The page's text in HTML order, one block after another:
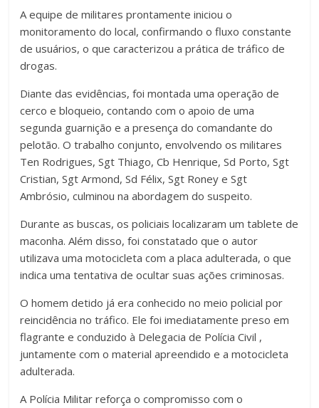
A equipe de militares prontamente iniciou o
monitoramento do local, confirmando o fluxo constante
de usuários, o que caracterizou a prática de tráfico de
drogas.
Diante das evidências, foi montada uma operação de
cerco e bloqueio, contando com o apoio de uma
segunda guarnição e a presença do comandante do
pelotão. O trabalho conjunto, envolvendo os militares
Ten Rodrigues, Sgt Thiago, Cb Henrique, Sd Porto, Sgt
Cristian, Sgt Armond, Sd Félix, Sgt Roney e Sgt
Ambrósio, culminou na abordagem do suspeito.
Durante as buscas, os policiais localizaram um tablete de
maconha. Além disso, foi constatado que o autor
utilizava uma motocicleta com a placa adulterada, o que
indica uma tentativa de ocultar suas ações criminosas.
O homem detido já era conhecido no meio policial por
reincidência no tráfico. Ele foi imediatamente preso em
flagrante e conduzido à Delegacia de Polícia Civil ,
juntamente com o material apreendido e a motocicleta
adulterada.
A Polícia Militar reforça o compromisso com o